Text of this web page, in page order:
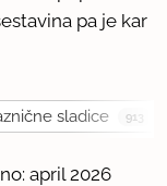
pa je kar
sladice 913
april 2026